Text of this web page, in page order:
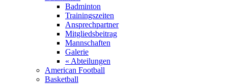
Badminton
Trainingszeiten
Ansprechpartner
Mitgliedsbeitrag
Mannschaften
Galerie
« Abteilungen
American Football
Basketball